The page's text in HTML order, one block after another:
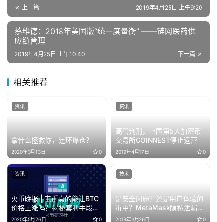
上一篇 2019年4月25日 上午9:20
蔡维德：2018年美国版“统一度量衡” ——链网医药供
应链管理
下一篇
2019年4月25日 上午10:40
相关推荐
拿什么拯救你，连环爆仓？
2020年3月13日 0
资讯
高管判刑，韩国第5大加密币
交易所COINNEST停止运营
2019年4月17日 0
资讯
火币晚报 | 屯币真的能让BTC
价格上涨吗？揭秘套利手段埋
雷
2020年5月26日 0
资讯
是安全问题？还是用户体验的
折中？MetaMask隐私泄漏问
题简析
2019年3月26日 0
技术